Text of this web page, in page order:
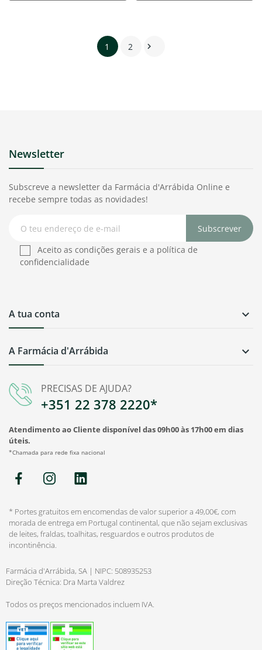
1 2 
PRECISAS DE AJUDA?
+351 22 378 2220*
Atendimento ao Cliente disponível das 09h00 às 17h00 em dias
úteis.
*Chamada para rede fixa nacional
A Farmácia d'Arrábida 
A tua conta 
Newsletter
Subscreve a newsletter da Farmácia d'Arrábida Online e
recebe sempre todas as novidades!
Subscrever
Aceito as condições gerais e a política de
confidencialidade
* Portes gratuitos em encomendas de valor superior a 49,00€, com
morada de entrega em Portugal continental, que não sejam exclusivas
de leites, fraldas, toalhitas, resguardos e outros produtos de
incontinência.
Farmácia d'Arrábida, SA | NIPC: 508935253
Direção Técnica: Dra Marta Valdrez
Todos os preços mencionados incluem IVA.